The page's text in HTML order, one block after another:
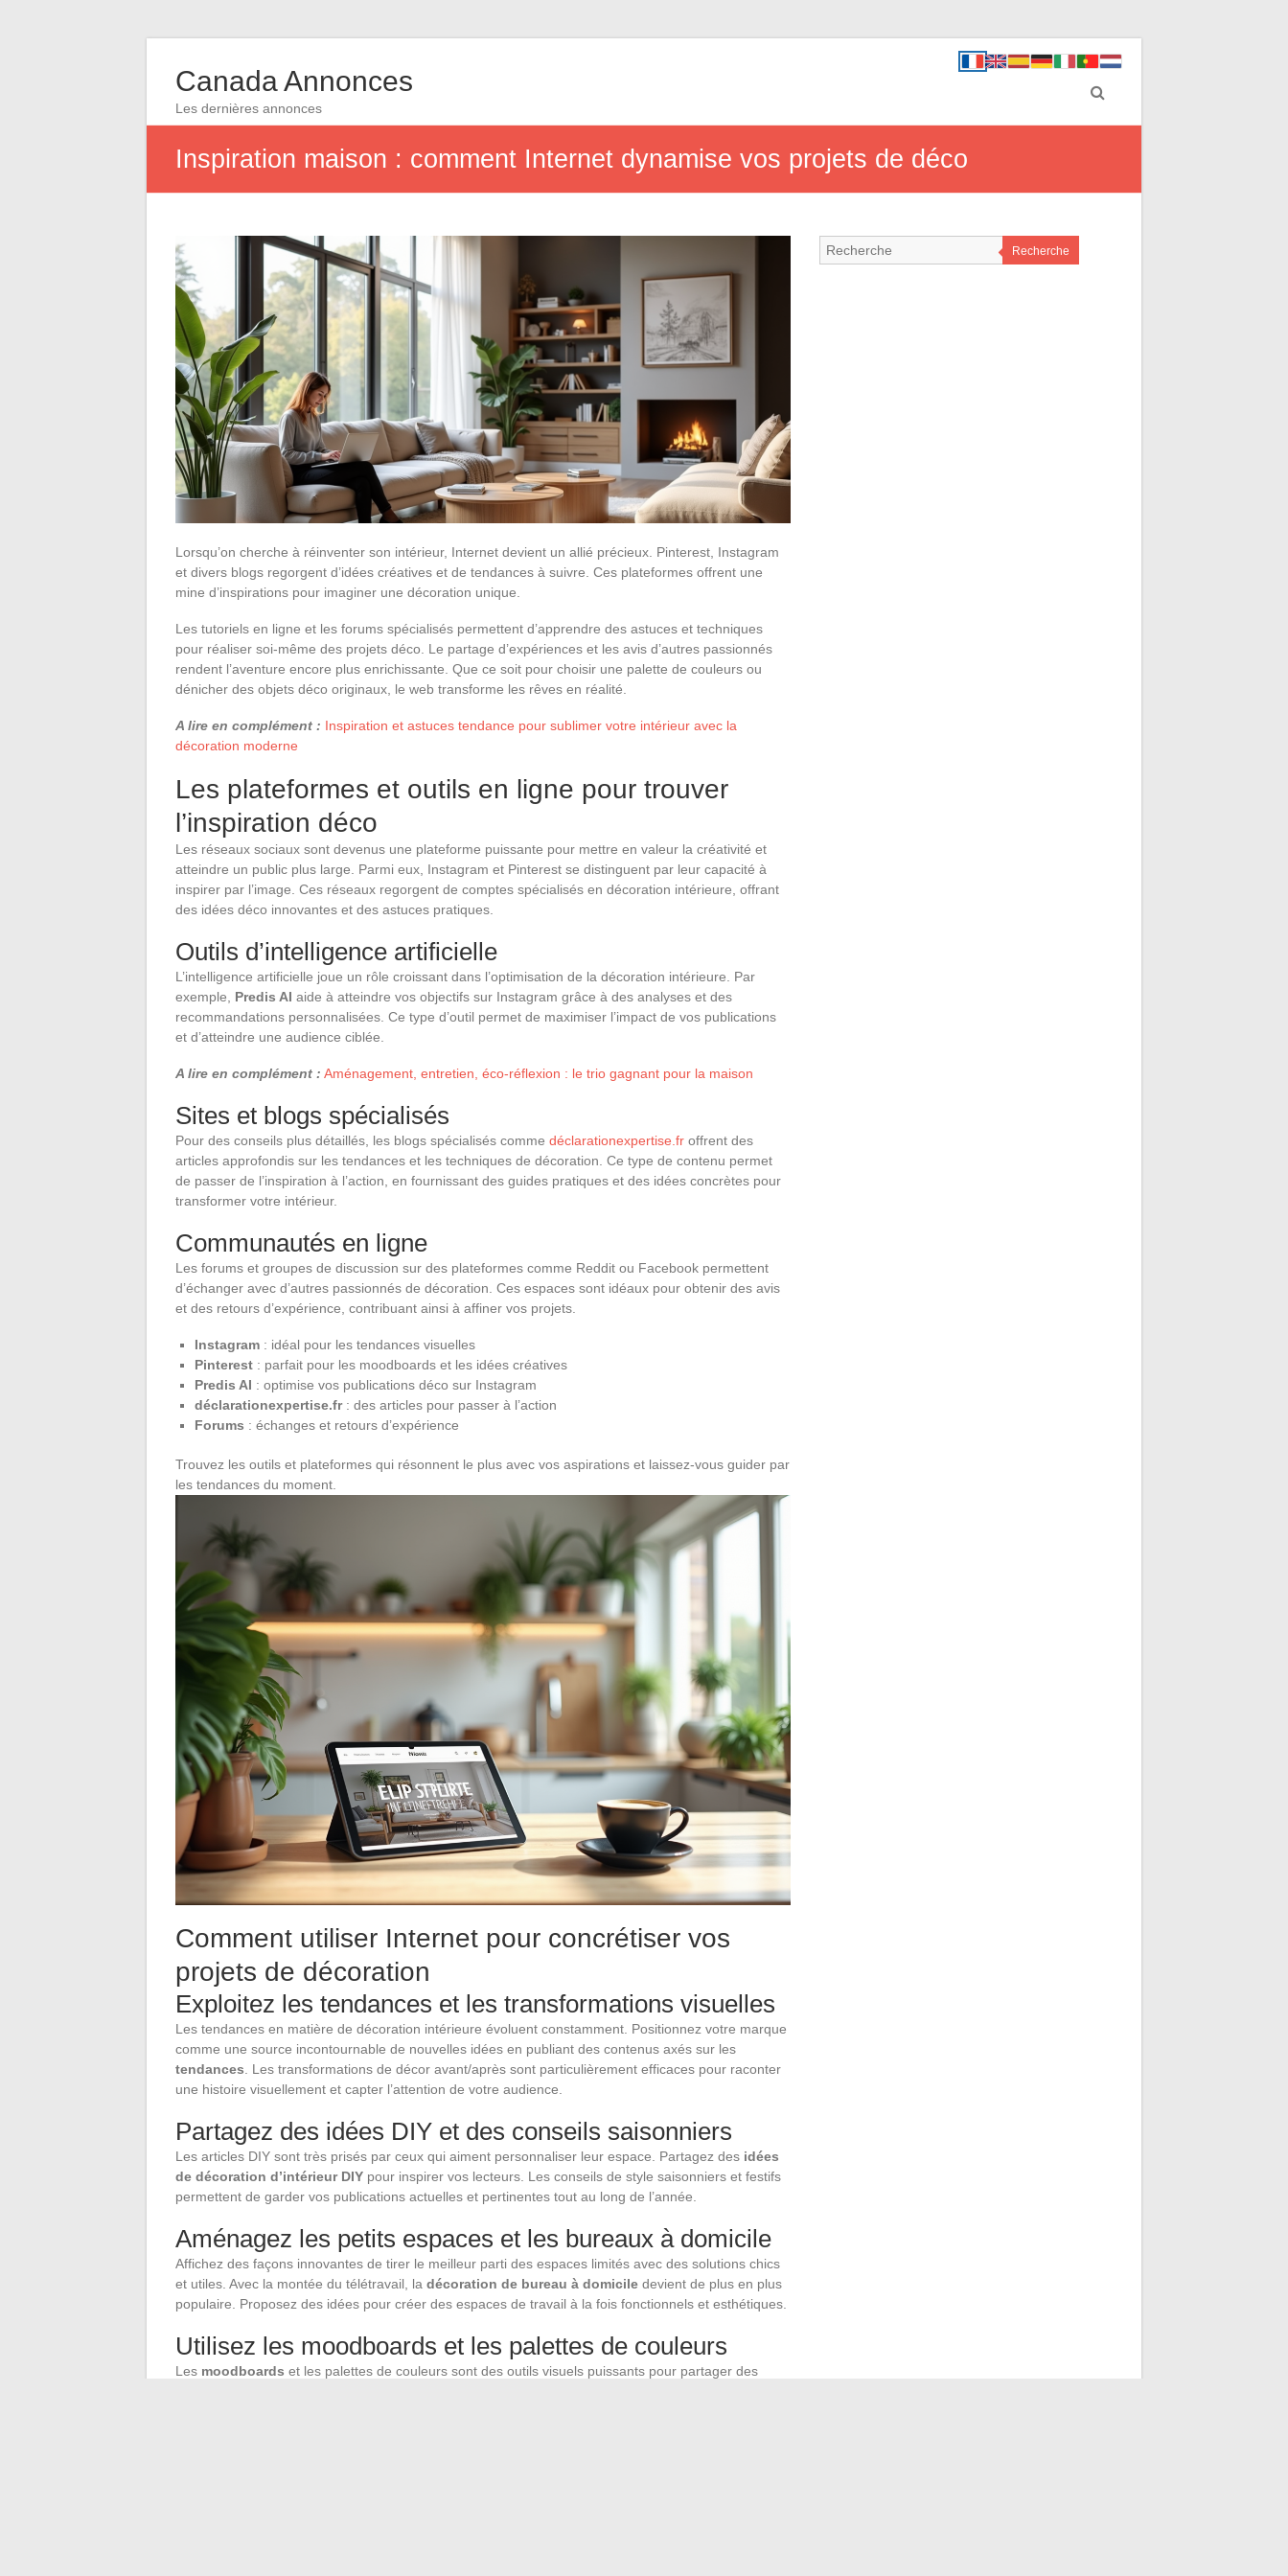
Canada Annonces
Les dernières annonces
Inspiration maison : comment Internet dynamise vos projets de déco
Lorsqu’on cherche à réinventer son intérieur, Internet devient un allié précieux. Pinterest, Instagram
et divers blogs regorgent d’idées créatives et de tendances à suivre. Ces plateformes offrent une
mine d’inspirations pour imaginer une décoration unique.
Les tutoriels en ligne et les forums spécialisés permettent d’apprendre des astuces et techniques
pour réaliser soi-même des projets déco. Le partage d’expériences et les avis d’autres passionnés
rendent l’aventure encore plus enrichissante. Que ce soit pour choisir une palette de couleurs ou
dénicher des objets déco originaux, le web transforme les rêves en réalité.
A lire en complément : Inspiration et astuces tendance pour sublimer votre intérieur avec la
décoration moderne
Les plateformes et outils en ligne pour trouver
l’inspiration déco
Les réseaux sociaux sont devenus une plateforme puissante pour mettre en valeur la créativité et
atteindre un public plus large. Parmi eux, Instagram et Pinterest se distinguent par leur capacité à
inspirer par l’image. Ces réseaux regorgent de comptes spécialisés en décoration intérieure, offrant
des idées déco innovantes et des astuces pratiques.
Outils d’intelligence artificielle
L’intelligence artificielle joue un rôle croissant dans l’optimisation de la décoration intérieure. Par
exemple, Predis AI aide à atteindre vos objectifs sur Instagram grâce à des analyses et des
recommandations personnalisées. Ce type d’outil permet de maximiser l’impact de vos publications
et d’atteindre une audience ciblée.
A lire en complément : Aménagement, entretien, éco-réflexion : le trio gagnant pour la maison
Sites et blogs spécialisés
Pour des conseils plus détaillés, les blogs spécialisés comme déclarationexpertise.fr offrent des
articles approfondis sur les tendances et les techniques de décoration. Ce type de contenu permet
de passer de l’inspiration à l’action, en fournissant des guides pratiques et des idées concrètes pour
transformer votre intérieur.
Communautés en ligne
Les forums et groupes de discussion sur des plateformes comme Reddit ou Facebook permettent
d’échanger avec d’autres passionnés de décoration. Ces espaces sont idéaux pour obtenir des avis
et des retours d’expérience, contribuant ainsi à affiner vos projets.
Instagram : idéal pour les tendances visuelles
Pinterest : parfait pour les moodboards et les idées créatives
Predis AI : optimise vos publications déco sur Instagram
déclarationexpertise.fr: des articles pour passer à l’action
Forums : échanges et retours d’expérience
Trouvez les outils et plateformes qui résonnent le plus avec vos aspirations et laissez-vous guider par
les tendances du moment.
Comment utiliser Internet pour concrétiser vos
projets de décoration
Exploitez les tendances et les transformations visuelles
Les tendances en matière de décoration intérieure évoluent constamment. Positionnez votre marque
comme une source incontournable de nouvelles idées en publiant des contenus axés sur les
tendances . Les transformations de décor avant/après sont particulièrement efficaces pour raconter
une histoire visuellement et capter l’attention de votre audience.
Partagez des idées DIY et des conseils saisonniers
Les articles DIY sont très prisés par ceux qui aiment personnaliser leur espace. Partagez des idées
de décoration d’intérieur DIY pour inspirer vos lecteurs. Les conseils de style saisonniers et festifs
permettent de garder vos publications actuelles et pertinentes tout au long de l’année.
Aménagez les petits espaces et les bureaux à domicile
Affichez des façons innovantes de tirer le meilleur parti des espaces limités avec des solutions chics
et utiles. Avec la montée du télétravail, la décoration de bureau à domicile devient de plus en plus
populaire. Proposez des idées pour créer des espaces de travail à la fois fonctionnels et esthétiques.
Utilisez les moodboards et les palettes de couleurs
Les moodboards et les palettes de couleurs sont des outils visuels puissants pour partager des
Recherche